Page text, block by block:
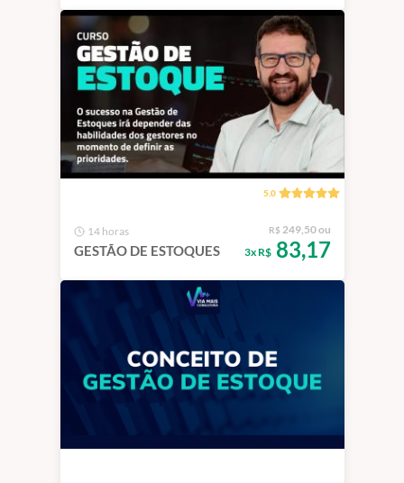
5.0
14 horas
GESTÃO DE ESTOQUES
R$ 249,50 ou
3x R$83,17